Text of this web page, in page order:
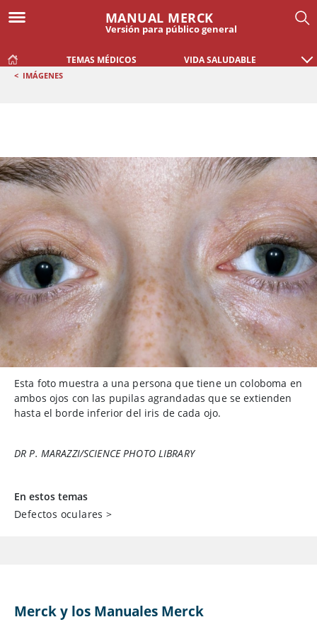
MANUAL MERCK
Versión para público general
TEMAS MÉDICOS VIDA SALUDABLE
< IMÁGENES
Esta foto muestra a una persona que tiene un coloboma en
ambos ojos con las pupilas agrandadas que se extienden
hasta el borde inferior del iris de cada ojo.
DR P. MARAZZI/SCIENCE PHOTO LIBRARY
En estos temas
Defectos oculares >
Merck y los Manuales Merck